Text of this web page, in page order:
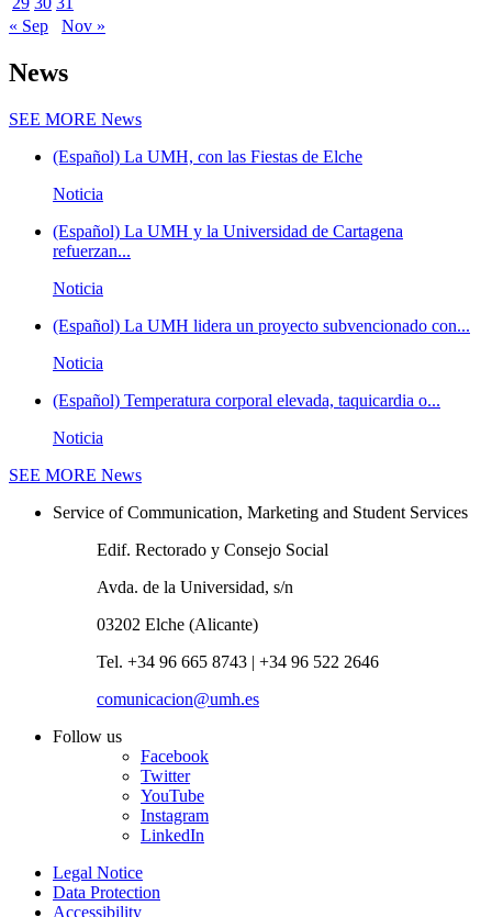
« Sep
Nov »
News
SEE MORE News
(Español) La UMH, con las Fiestas de Elche
Noticia
(Español) La UMH y la Universidad de Cartagena
refuerzan...
Noticia
(Español) La UMH lidera un proyecto subvencionado con...
Noticia
(Español) Temperatura corporal elevada, taquicardia o...
Noticia
SEE MORE News
Service of Communication, Marketing and Student Services
Edif. Rectorado y Consejo Social
Avda. de la Universidad, s/n
03202 Elche (Alicante)
Tel. +34 96 665 8743 | +34 96 522 2646
comunicacion@umh.es
Follow us
Facebook
Twitter
YouTube
Instagram
LinkedIn
Legal Notice
Data Protection
Accessibility